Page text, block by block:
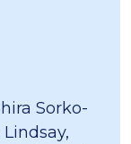
Sorko-